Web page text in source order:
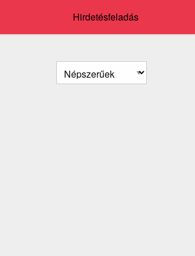
Hirdetésfeladás